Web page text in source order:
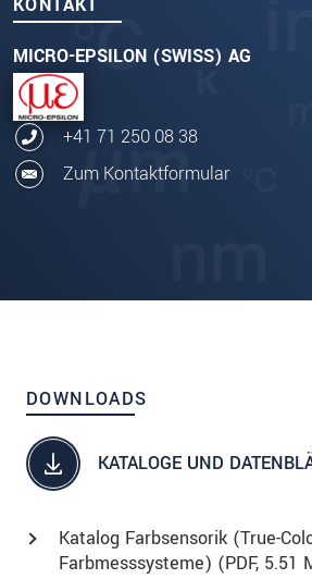
KONTAKT
MICRO-EPSILON (SWISS) AG
+41 71 250 08 38
Zum Kontaktformular
DOWNLOADS
KATALOGE UND
Katalog Farbsensorik (True-
Farbmesssysteme) (PDF, 5.51